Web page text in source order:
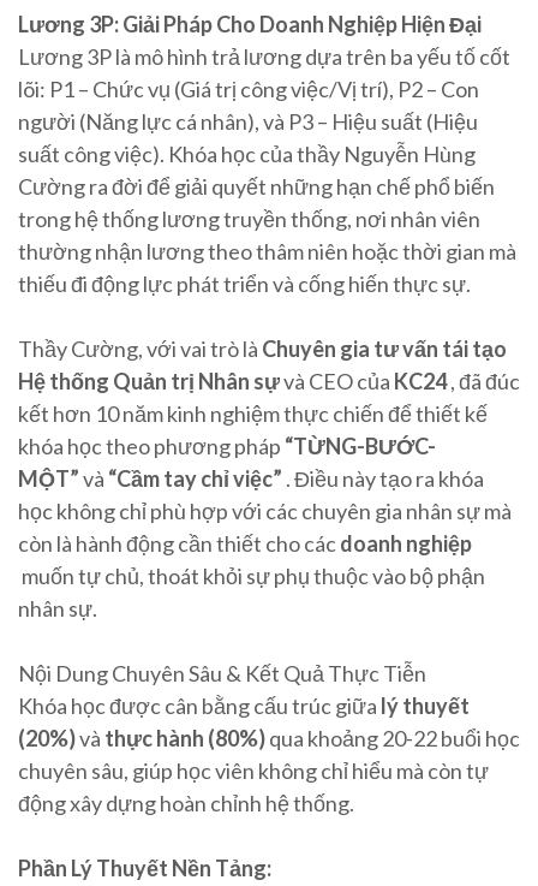
Lương 3P: Giải Pháp Cho Doanh Nghiệp Hiện Đại
Lương 3P là mô hình trả lương dựa trên ba yếu tố cốt
lõi: P1 – Chức vụ (Giá trị công việc/Vị trí), P2 – Con
người (Năng lực cá nhân), và P3 – Hiệu suất (Hiệu
suất công việc). Khóa học của thầy Nguyễn Hùng
Cường ra đời để giải quyết những hạn chế phổ biến
trong hệ thống lương truyền thống, nơi nhân viên
thường nhận lương theo thâm niên hoặc thời gian mà
thiếu đi động lực phát triển và cống hiến thực sự.
Thầy Cường, với vai trò là Chuyên gia tư vấn tái tạo
Hệ thống Quản trị Nhân sựvà CEO của KC24, đã đúc
kết hơn 10 năm kinh nghiệm thực chiến để thiết kế
khóa học theo phương pháp “TỪNG-BƯỚC-
MỘT”và “Cầm tay chỉ việc” . Điều này tạo ra khóa
học không chỉ phù hợp với các chuyên gia nhân sự mà
còn là hành động cần thiết cho cácdoanh nghiệp
muốn tự chủ, thoát khỏi sự phụ thuộc vào bộ phận
nhân sự.
Nội Dung Chuyên Sâu & Kết Quả Thực Tiễn
Khóa học được cân bằng cấu trúc giữa lý thuyết
(20%)và thực hành (80%)qua khoảng 20-22 buổi học
chuyên sâu, giúp học viên không chỉ hiểu mà còn tự
động xây dựng hoàn chỉnh hệ thống.
Phần Lý Thuyết Nền Tảng: